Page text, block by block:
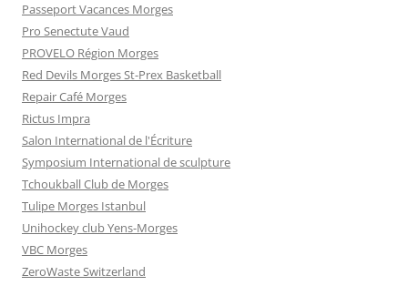
Passeport Vacances Morges
Pro Senectute Vaud
PROVELO Région Morges
Red Devils Morges St-Prex Basketball
Repair Café Morges
Rictus Impra
Salon International de l'Écriture
Symposium International de sculpture
Tchoukball Club de Morges
Tulipe Morges Istanbul
Unihockey club Yens-Morges
VBC Morges
ZeroWaste Switzerland